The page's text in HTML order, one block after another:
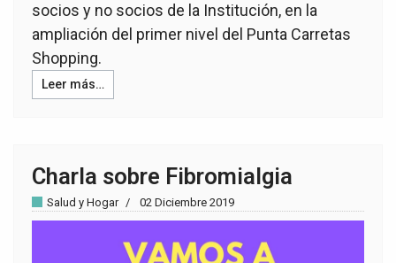
socios y no socios de la Institución, en la
ampliación del primer nivel del Punta Carretas
Shopping.
Leer más…
Charla sobre Fibromialgia
Salud y Hogar 02 Diciembre 2019